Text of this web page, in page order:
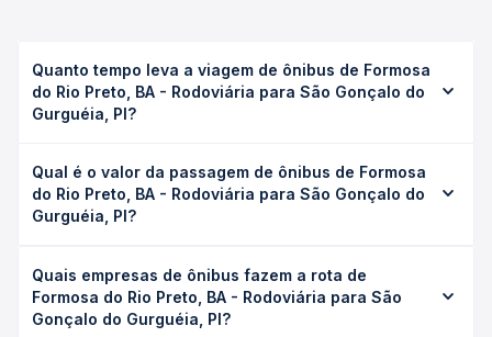
Quanto tempo leva a viagem de ônibus de Formosa
do Rio Preto, BA - Rodoviária para São Gonçalo do
Gurguéia, PI?
Rodoviária para São Gonçalo do Gurguéia, PI leva em
média 1h 34min, podendo variar conforme a viação, o tipo
de serviço (convencional, executivo ou leito) e as
opção na data desejada.
Qual é o valor da passagem de ônibus de Formosa
do Rio Preto, BA - Rodoviária para São Gonçalo do
Gurguéia, PI?
Preto, BA - Rodoviária para São Gonçalo do Gurguéia, PI
custa em média R$ 143,69 e varia conforme a data da
viagem, a empresa, o tipo de poltrona e a antecedência
Quais empresas de ônibus fazem a rota de
Formosa do Rio Preto, BA - Rodoviária para São
Gonçalo do Gurguéia, PI?